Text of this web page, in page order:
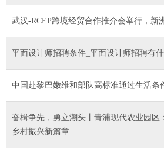
武汉-RCEP跨境经贸合作推介会举行，新
平面设计师招聘条件_平面设计师招聘有
中国赴黎巴嫩维和部队高标准通过生活条
奋楫争先，勇立潮头丨青浦现代农业园区
乡村振兴新篇章